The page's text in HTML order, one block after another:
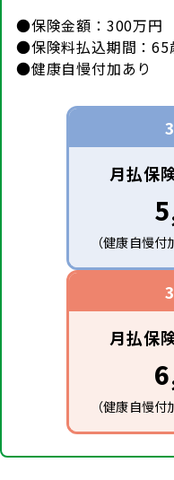
●保険金額：300万円
●保険料払込期間：65
●健康自慢付加あり
月払保
（健康自慢
月払保
（健康自慢